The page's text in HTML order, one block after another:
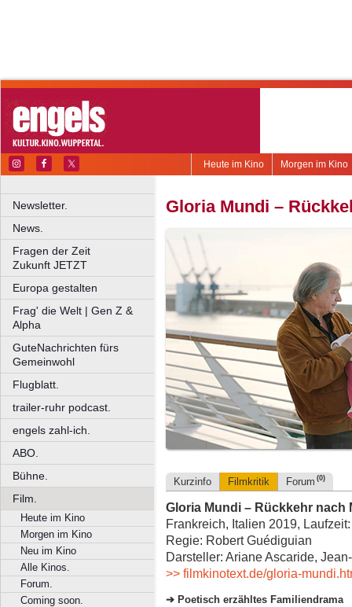
Morgen im Kino
Heute im Kino
Newsletter.
News.
Fragen der Zeit
Zukunft JETZT
Europa gestalten
Frag' die Welt | Gen Z &
Alpha
GuteNachrichten fürs
Gemeinwohl
Flugblatt.
trailer-ruhr podcast.
engels zahl-ich.
ABO.
Bühne.
Film.
Heute im Kino
Morgen im Kino
Neu im Kino
Alle Kinos.
Forum.
Coming soon.
Gloria Mundi –
Kurzinfo Filmkritik Forum (0)
Gloria Mundi – Rückkehr nach
Frankreich, Italien 2019,
Regie: Robert Guédiguian
Darsteller: Ariane Ascaride,
>> filmkinotext.de/gloria-
Poetisch erzähltes Familiendrama